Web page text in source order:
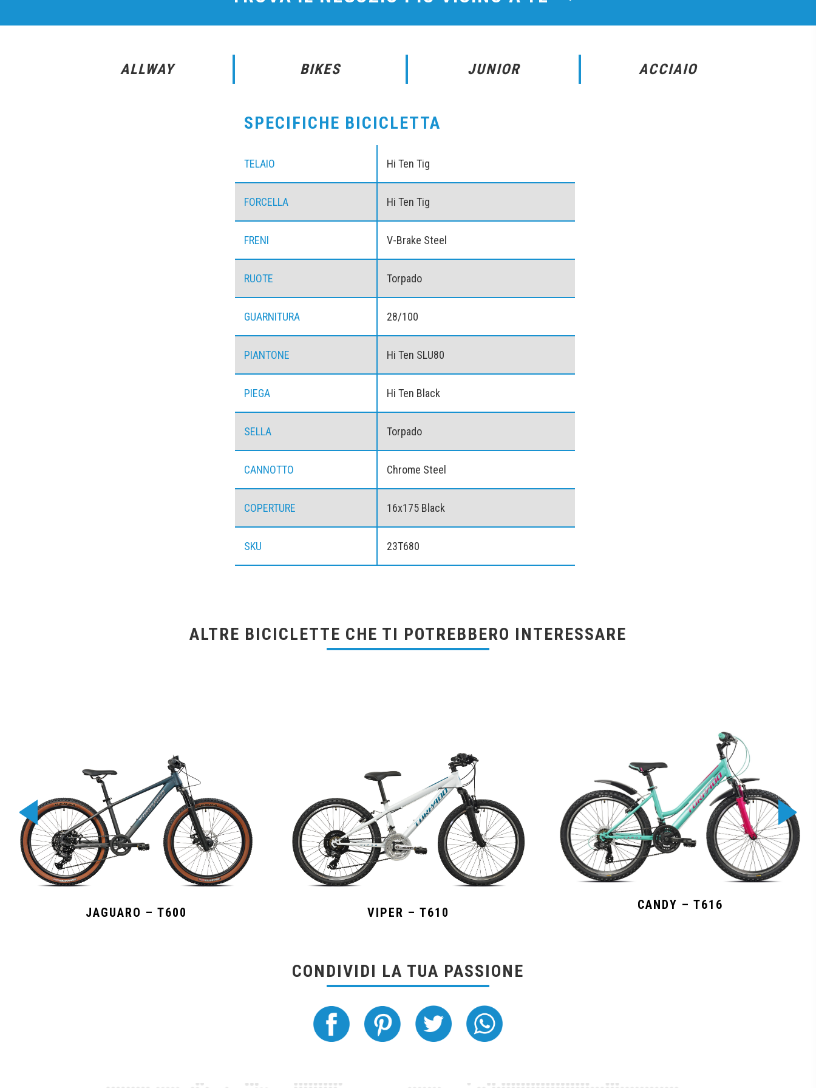
ALLWAY BIKES JUNIOR ACCIAIO
SPECIFICHE BICICLETTA
TELAIO Hi Ten Tig
FORCELLA Hi Ten Tig
FRENI V-Brake Steel
RUOTE Torpado
GUARNITURA 28/100
PIANTONE Hi Ten SLU80
PIEGA Hi Ten Black
SELLA Torpado
CANNOTTO Chrome Steel
COPERTURE 16x175 Black
SKU 23T680
ALTRE BICICLETTE CHE TI POTREBBERO INTERESSARE
JAGUARO – T600 VIPER – T610
CANDY – T616
CONDIVIDI LA TUA PASSIONE